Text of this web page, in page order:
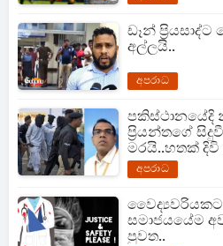
ඩෑන්
අල්ලයි..
අපරාධ
ප්‍රියන්තගේ
මරයි..හතක්
අපරාධ
වෛද්‍යවරියකට
සමාජයයේම
පුවත..